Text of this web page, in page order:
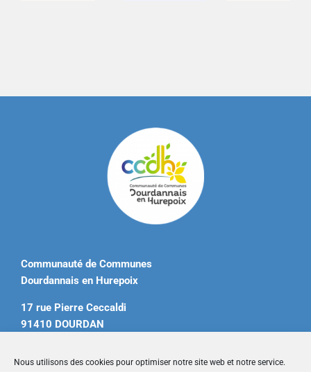
Nous utilisons des cookies pour optimiser notre site web et notre service.
Communauté de Communes
Dourdannais en Hurepoix
17 rue Pierre Ceccaldi
91410 DOURDAN
contact@ccdourdannais.com